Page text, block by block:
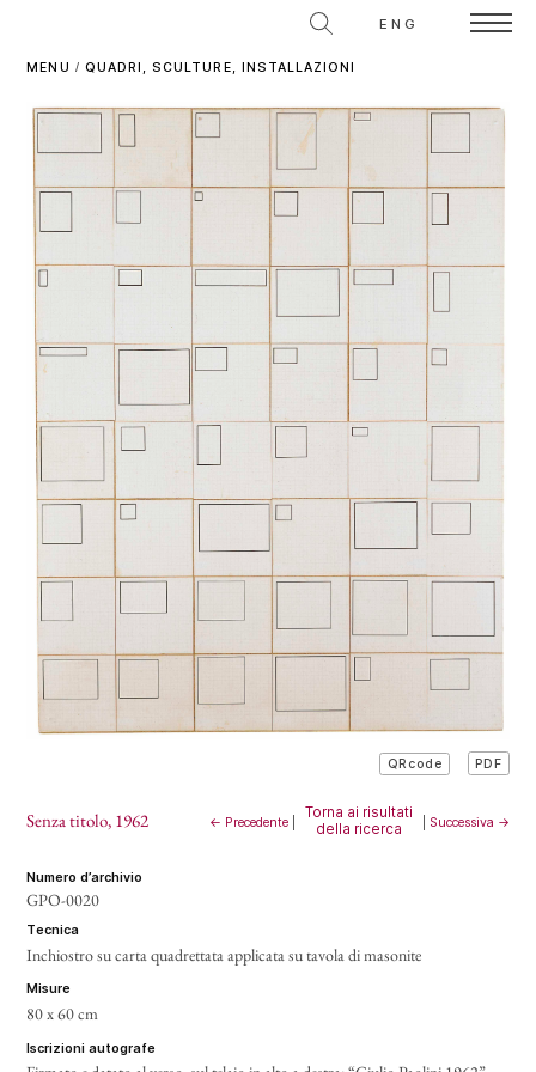
ENG
MENU / QUADRI, SCULTURE, INSTALLAZIONI
QRcode PDF
Senza titolo, 1962 ← Precedente|
Torna ai risultati
della ricerca
Successiva →
numero d’archivio
GPO-0020
tecnica
Inchiostro su carta quadrettata applicata su tavola di masonite
misure
80 x 60 cm
iscrizioni autografe